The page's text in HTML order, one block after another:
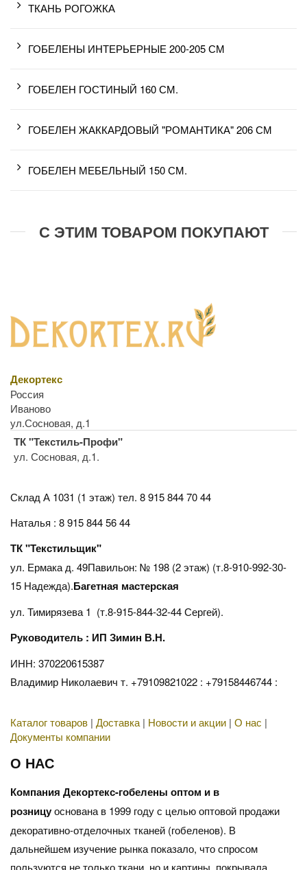
ТКАНЬ РОГОЖКА
ГОБЕЛЕНЫ ИНТЕРЬЕРНЫЕ 200-205 СМ
ГОБЕЛЕН ГОСТИНЫЙ 160 СМ.
ГОБЕЛЕН ЖАККАРДОВЫЙ "РОМАНТИКА" 206 СМ
ГОБЕЛЕН МЕБЕЛЬНЫЙ 150 СМ.
С ЭТИМ ТОВАРОМ ПОКУПАЮТ
Декортекс
Россия
Иваново
ул.Сосновая, д.1
ТК "Текстиль-Профи"
ул. Сосновая, д.1.
Склад А 1031 (1 этаж) тел. 8 915 844 70 44
Наталья : 8 915 844 56 44
ТК "Текстильщик"
ул. Ермака д. 49Павильон: № 198 (2 этаж) (т.8-910-992-30-
15 Надежда).Багетная мастерская
ул. Тимирязева 1 (т.8-915-844-32-44 Сергей).
Руководитель : ИП Зимин В.Н.
ИНН: 370220615387
Владимир Николаевич т. +79109821022 : +79158446744 :
Каталог товаров | Доставка | Новости и акции | О нас |
Документы компании
О НАС
Компания Декортекс-гобелены оптом и в
розницуоснована в 1999 году с целью оптовой продажи
декоративно-отделочных тканей (гобеленов). В
дальнейшем изучение рынка показало, что спросом
пользуются не только ткани, но и картины, покрывала,